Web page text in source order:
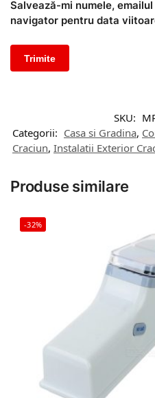
Salvează-mi numele,
navigator pentru data
SKU:
Categorii: Casa si Gradina,
Craciun, Instalatii Exterior
Produse similare
-32%